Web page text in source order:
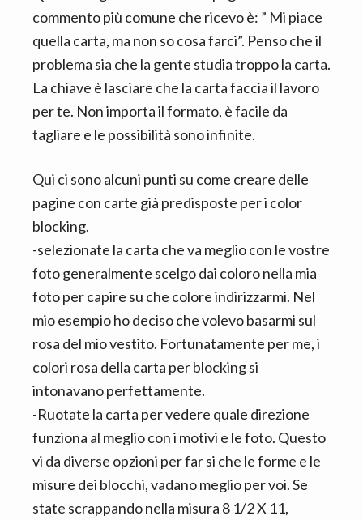
commento più comune che ricevo è: ” Mi piace
quella carta, ma non so cosa farci”. Penso che il
problema sia che la gente studia troppo la carta.
La chiave è lasciare che la carta faccia il lavoro
per te. Non importa il formato, è facile da
tagliare e le possibilità sono infinite.
Qui ci sono alcuni punti su come creare delle
pagine con carte già predisposte per i color
blocking.
-selezionate la carta che va meglio con le vostre
foto generalmente scelgo dai coloro nella mia
foto per capire su che colore indirizzarmi. Nel
mio esempio ho deciso che volevo basarmi sul
rosa del mio vestito. Fortunatamente per me, i
colori rosa della carta per blocking si
intonavano perfettamente.
-Ruotate la carta per vedere quale direzione
funziona al meglio con i motivi e le foto. Questo
vi da diverse opzioni per far si che le forme e le
misure dei blocchi, vadano meglio per voi. Se
state scrappando nella misura 8 1/2 X 11,